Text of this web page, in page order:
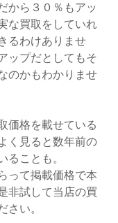
から３０％もアッ
な買取をしていれ
るわけありませ
ップだとしてもそ
のかもわかりませ
価格を載せている
く見ると数年前の
ることも。
って掲載価格で本
非試して当店の買
さい。